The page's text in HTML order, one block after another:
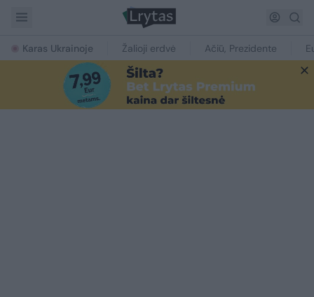
Karas Ukrainoje Žalioji erdvė Ačiū, Prezidente